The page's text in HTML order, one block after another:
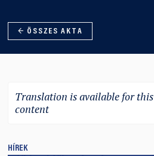
← ÖSSZES AKTA
Translation is available for this
content
HÍREK